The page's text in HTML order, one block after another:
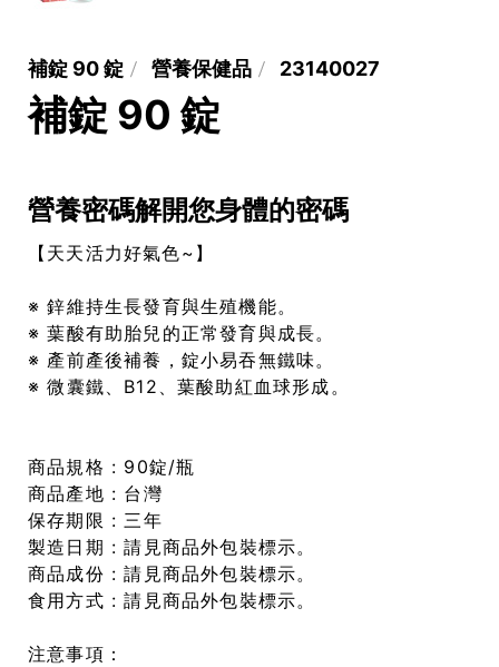
補錠 90 錠 營養保健品 23140027
補錠 90 錠
營養密碼解開您身體的密碼
【天天活力好氣色~】
※ 鋅維持生長發育與生殖機能。
※ 葉酸有助胎兒的正常發育與成長。
※ 產前產後補養，錠小易吞無鐵味。
※ 微囊鐵、B12、葉酸助紅血球形成。
商品規格 : 90錠/瓶
商品產地 : 台灣
保存期限 : 三年
製造日期 : 請見商品外包裝標示。
商品成份 : 請見商品外包裝標示。
食用方式 : 請見商品外包裝標示。
注意事項：